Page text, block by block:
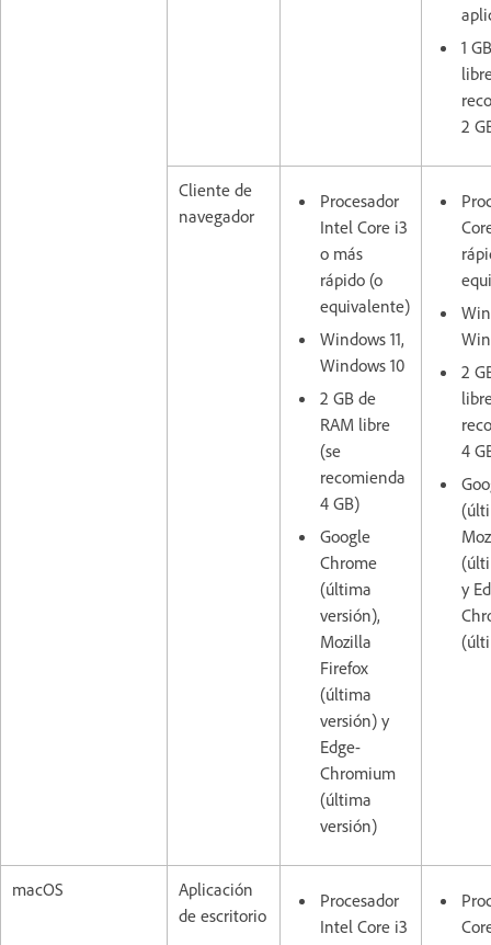
1
2
Cliente de
navegador
Procesador
Intel Core i3
o más
rápido (o
equivalente)
Windows 11,
Windows 10
2 GB de
RAM libre
(se
recomienda
4 GB)
Google
Chrome
(última
versión),
Mozilla
Firefox
(última
versión) y
Edge-
Chromium
(última
versión)
2
4
y
macOS
Aplicación
de escritorio
Procesador
Intel Core i3